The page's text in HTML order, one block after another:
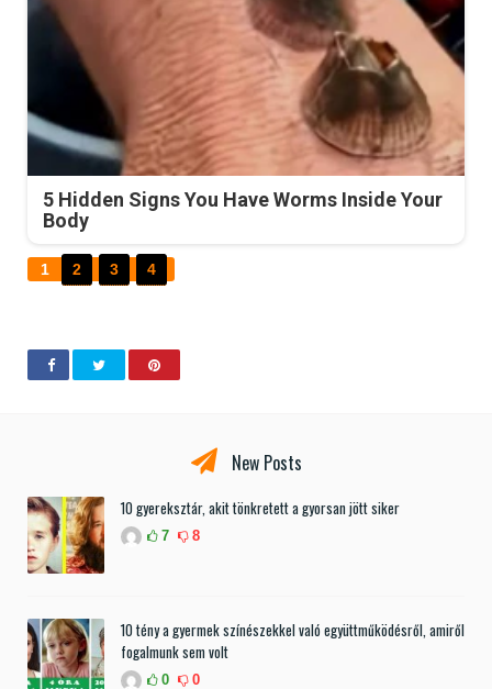
5 Hidden Signs You Have Worms Inside Your
Body
1 2 3 4
New Posts
10 gyereksztár, akit tönkretett a gyorsan jött siker
7 8
10 tény a gyermek színészekkel való együttműködésről, amiről
fogalmunk sem volt
0 0